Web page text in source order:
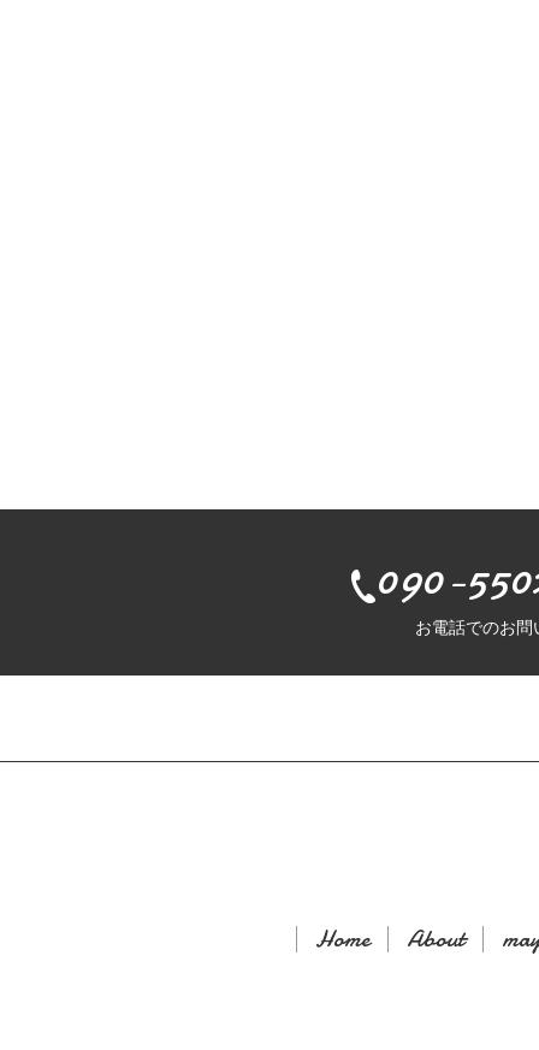
090-
お電話でのお問
Home About